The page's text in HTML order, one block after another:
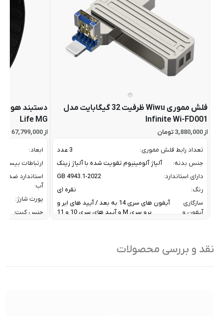
فلش مموری Wiwu ظرفیت 32 گیگابایت مدل
Infinite Wi-FD001
از 3,880,000 تومان
تعداد رابط فلش مموری:
3 عدد
جنس بدنه:
آلیاژ آلومینیوم تقویت شده با آلیاژ زینک
دارای استاندارد:
GB 4943.1-2022
رنگ:
نقره ای
سازگاری
آیفون و
آیفون های سری 14 به بعد / آیپد های ایر و
پرو سری M و آیپد های سری 10 و 11
ظرفیت:
Life MG
از 67,799,000 تومان
ابعاد:
ارتباطات بیسیم:
استاندارد ضد
آب:
پورت شارژ:
جنس کیت:
نقد و بررسی محصولات